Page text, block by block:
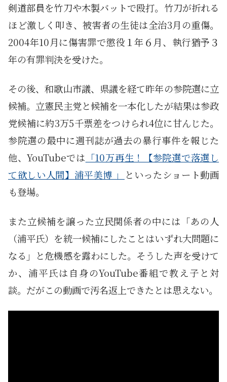
剣道部員を竹刀や木製バットで殴打。竹刀が折れる
ほど激しく叩き、被害者の生徒は全治3月の重傷。
2004年10月に傷害罪で懲役１年６月、執行猶予３
年の有罪判決を受けた。
その後、和歌山市議、県議を経て昨年の参院選に立
候補。立憲民主党と候補を一本化したが結果は参政
党候補に約3万5千票差をつけられ4位に甘んじた。
参院選の最中に週刊誌が過去の暴行事件を報じた
他、YouTubeでは 「10万再生！【参院選で落選し
て欲しい人間】浦平美博 」
といったショート動画
も登場。
また立候補を譲った立民関係者の中には「あの人
（浦平氏）を統一候補にしたことはいずれ大問題に
なる」と危機感を露わにした。そうした声を受けて
か、浦平氏は自身のYouTube番組で教え子と対
談。だがこの動画で汚名返上できたとは思えない。